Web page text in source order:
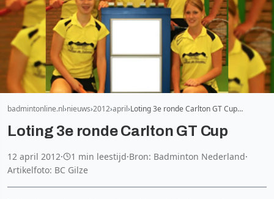
badmintonline.nl nieuws 2012 april Loting 3e ronde Carlton GT Cup…
Loting 3e ronde Carlton GT Cup
12 april 2012· 1 min leestijd·Bron: Badminton Nederland·
Artikelfoto: BC Gilze